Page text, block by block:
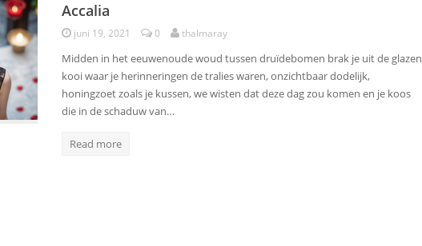
Accalia
juni 19, 2021 0 thalmaray
Midden in het eeuwenoude woud tussen druïdebomen brak je uit de glazen
kooi waar je herinneringen de tralies waren, onzichtbaar dodelijk,
honingzoet zoals je kussen, we wisten dat deze dag zou komen en je koos
die in de schaduw van…
Read more